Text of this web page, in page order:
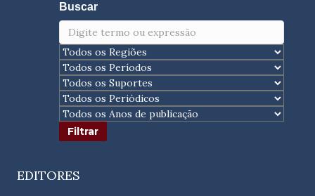
Buscar
EDITORES